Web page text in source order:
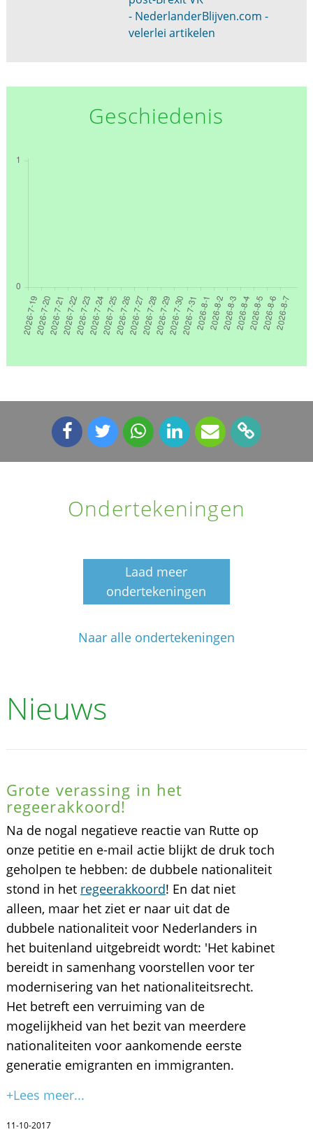
- NederlanderBlijven.com -
velerlei artikelen
Geschiedenis
Ondertekeningen
Laad meer
ondertekeningen
Naar alle ondertekeningen
Nieuws
Grote verassing in het
regeerakkoord!
Na de nogal negatieve reactie van Rutte op
onze petitie en e-mail actie blijkt de druk toch
geholpen te hebben: de dubbele nationaliteit
stond in het regeerakkoord! En dat niet
alleen, maar het ziet er naar uit dat de
dubbele nationaliteit voor Nederlanders in
het buitenland uitgebreidt wordt: 'Het kabinet
bereidt in samenhang voorstellen voor ter
modernisering van het nationaliteitsrecht.
Het betreft een verruiming van de
mogelijkheid van het bezit van meerdere
nationaliteiten voor aankomende eerste
generatie emigranten en immigranten.
+Lees meer...
11-10-2017